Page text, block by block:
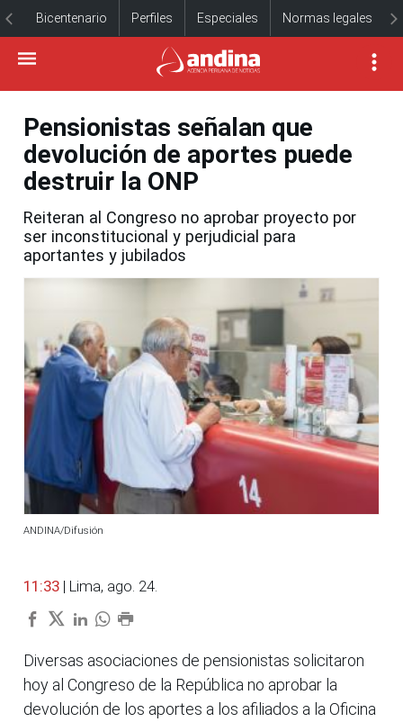
Bicentenario Perfiles Especiales Normas legales
Pensionistas señalan que
devolución de aportes puede
destruir la ONP
Reiteran al Congreso no aprobar proyecto por
ser inconstitucional y perjudicial para
aportantes y jubilados
ANDINA/Difusión
11:33 | Lima, ago. 24.
Diversas asociaciones de pensionistas solicitaron
hoy al Congreso de la República no aprobar la
devolución de los aportes a los afiliados a la Oficina